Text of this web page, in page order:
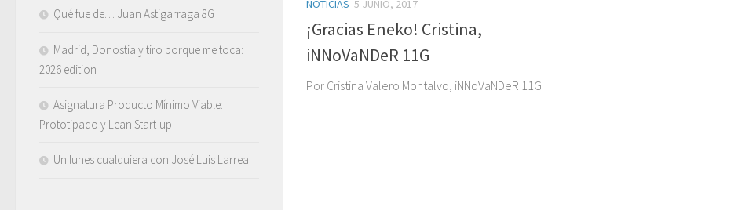
NOTICIAS 5 JUNIO, 2017
¡Gracias Eneko! Cristina,
iNNoVaNDeR 11G
Por Cristina Valero Montalvo, iNNoVaNDeR 11G
Qué fue de… Juan Astigarraga 8G
Madrid, Donostia y tiro porque me toca:
2026 edition
Asignatura Producto Mínimo Viable:
Prototipado y Lean Start-up
Un lunes cualquiera con José Luis Larrea